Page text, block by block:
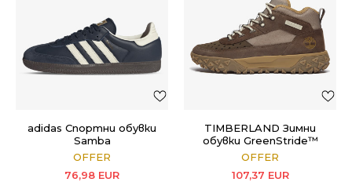
adidas Спортни обувки
Samba
OFFER
76,98 EUR
TIMBERLAND Зимни
обувки GreenStride™
Motion 6
OFFER
107,37 EUR